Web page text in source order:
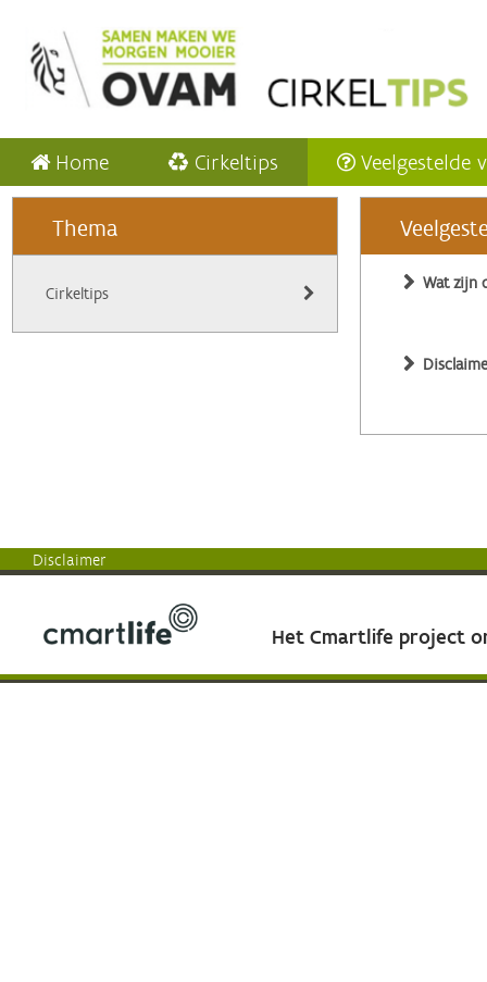
Home Cirkeltips Veelgestelde
Thema
Cirkeltips
Wat zijn
Disclaimer
Het Cmartlife project